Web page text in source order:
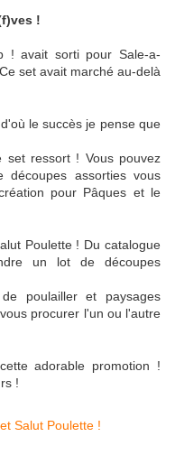
!
! avait sorti pour Sale-a-
set avait marché au-delà
le succès je pense que
ressort ! Vous pouvez
découpes assorties vous
pour Pâques et le
Poulette ! Du catalogue
un lot de découpes
poulailler et paysages
procurer l'un ou l'autre
adorable promotion !
!